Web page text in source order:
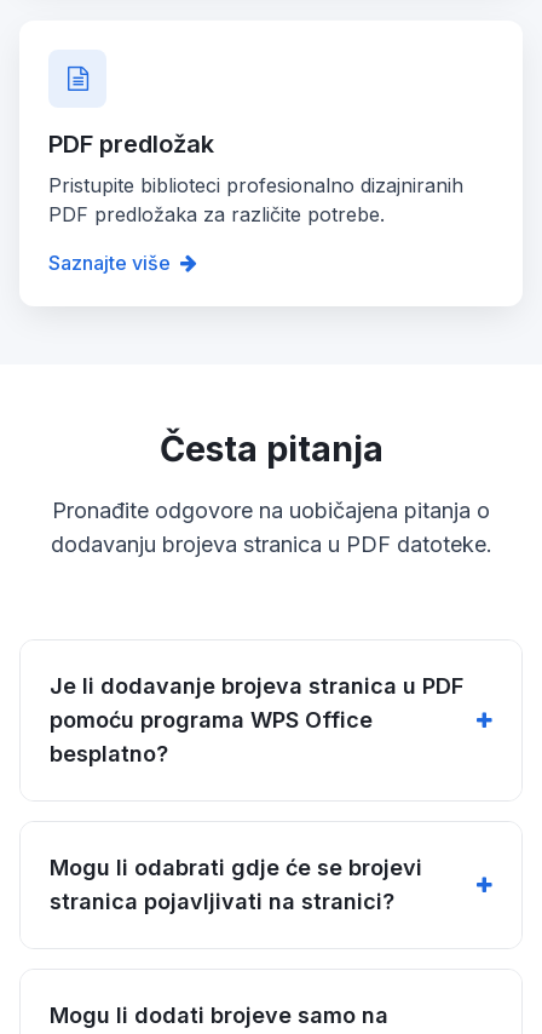
PDF predložak
Pristupite biblioteci profesionalno dizajniranih
PDF predložaka za različite potrebe.
Saznajte više
Česta pitanja
Pronađite odgovore na uobičajena pitanja o
dodavanju brojeva stranica u PDF datoteke.
Je li dodavanje brojeva stranica u PDF
pomoću programa WPS Office
besplatno?
Mogu li odabrati gdje će se brojevi
stranica pojavljivati na stranici?
Mogu li dodati brojeve samo na